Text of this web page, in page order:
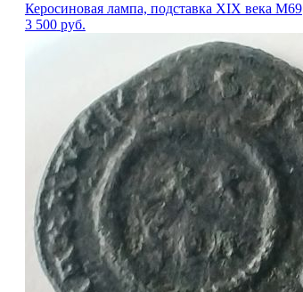
Керосиновая лампа, подставка XIX века М69
3 500 руб.